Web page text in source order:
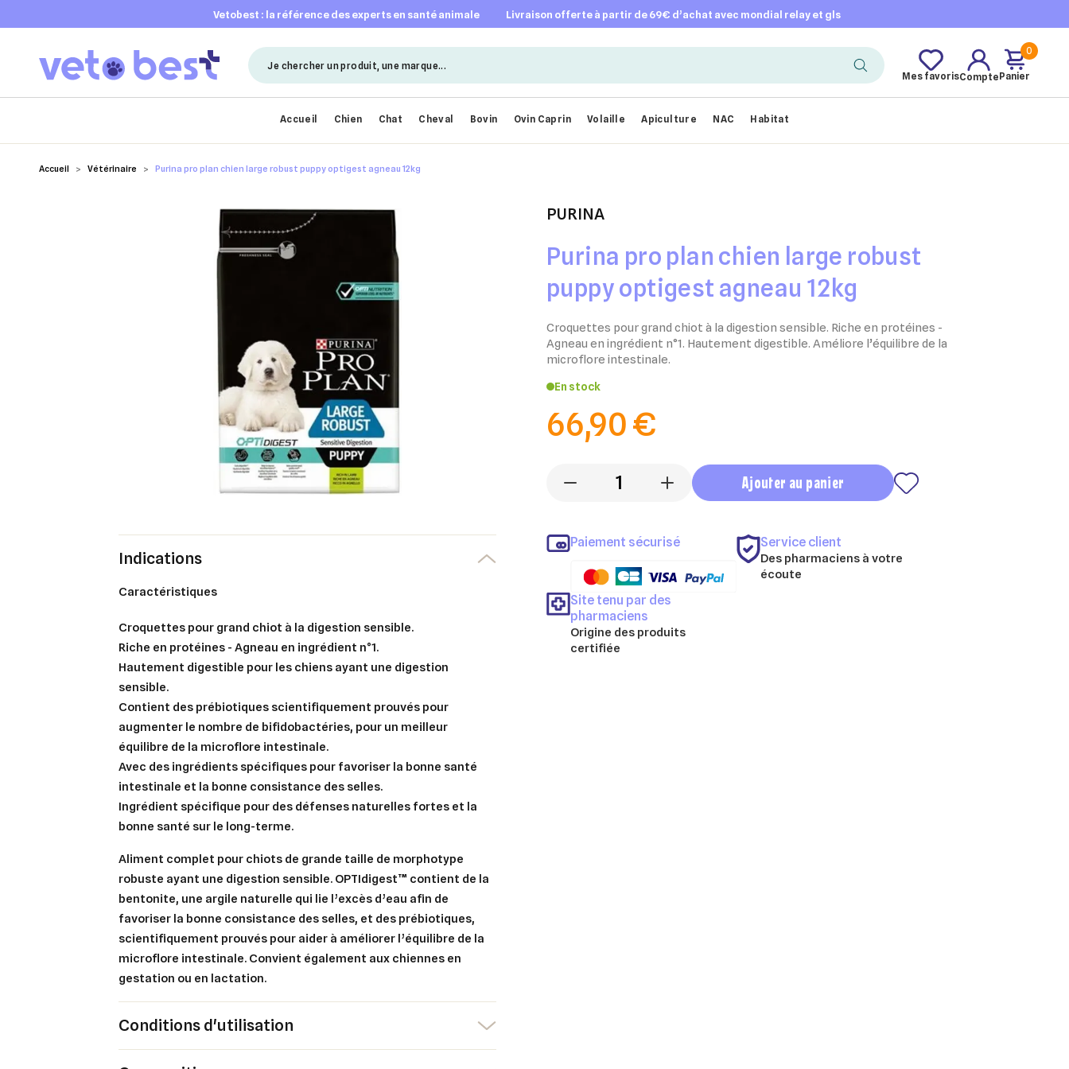
vetobest : la référence des experts en santé animale livraison offerte à partir de 69€ d’achat avec mondial relay et gls
Mes favorisCompte
0
Panier
Accueil Chien Chat Cheval Bovin Ovin Caprin Volaille Apiculture NAC Habitat
Accueil Vétérinaire Purina pro plan chien large robust puppy optigest agneau 12kg
PURINA
Purina pro plan chien large robust
puppy optigest agneau 12kg
Croquettes pour grand chiot à la digestion sensible. Riche en protéines -
Agneau en ingrédient n°1. Hautement digestible. Améliore l’équilibre de la
microflore intestinale.
En stock
66,90 €
- + Ajouter au panier
Paiement sécurisé Service client
Des pharmaciens à votre
écoute
Site tenu par des
pharmaciens
Origine des produits
certifiée
Indications
Caractéristiques
Croquettes pour grand chiot à la digestion sensible.
Riche en protéines - Agneau en ingrédient n°1.
Hautement digestible pour les chiens ayant une digestion
sensible.
Contient des prébiotiques scientifiquement prouvés pour
augmenter le nombre de bifidobactéries, pour un meilleur
équilibre de la microflore intestinale.
Avec des ingrédients spécifiques pour favoriser la bonne santé
intestinale et la bonne consistance des selles.
Ingrédient spécifique pour des défenses naturelles fortes et la
bonne santé sur le long-terme.
Aliment complet pour chiots de grande taille de morphotype
robuste ayant une digestion sensible. OPTIdigest™ contient de la
bentonite, une argile naturelle qui lie l’excès d’eau afin de
favoriser la bonne consistance des selles, et des prébiotiques,
scientifiquement prouvés pour aider à améliorer l’équilibre de la
microflore intestinale. Convient également aux chiennes en
gestation ou en lactation.
Conditions d'utilisation
Connexion
Vous devez être connecté pour ajouter des produits à votre liste d'envies.